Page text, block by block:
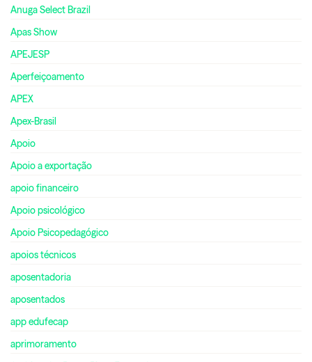
Anuga Select Brazil
Apas Show
APEJESP
Aperfeiçoamento
APEX
Apex-Brasil
Apoio
Apoio a exportação
apoio financeiro
Apoio psicológico
Apoio Psicopedagógico
apoios técnicos
aposentadoria
aposentados
app edufecap
aprimoramento